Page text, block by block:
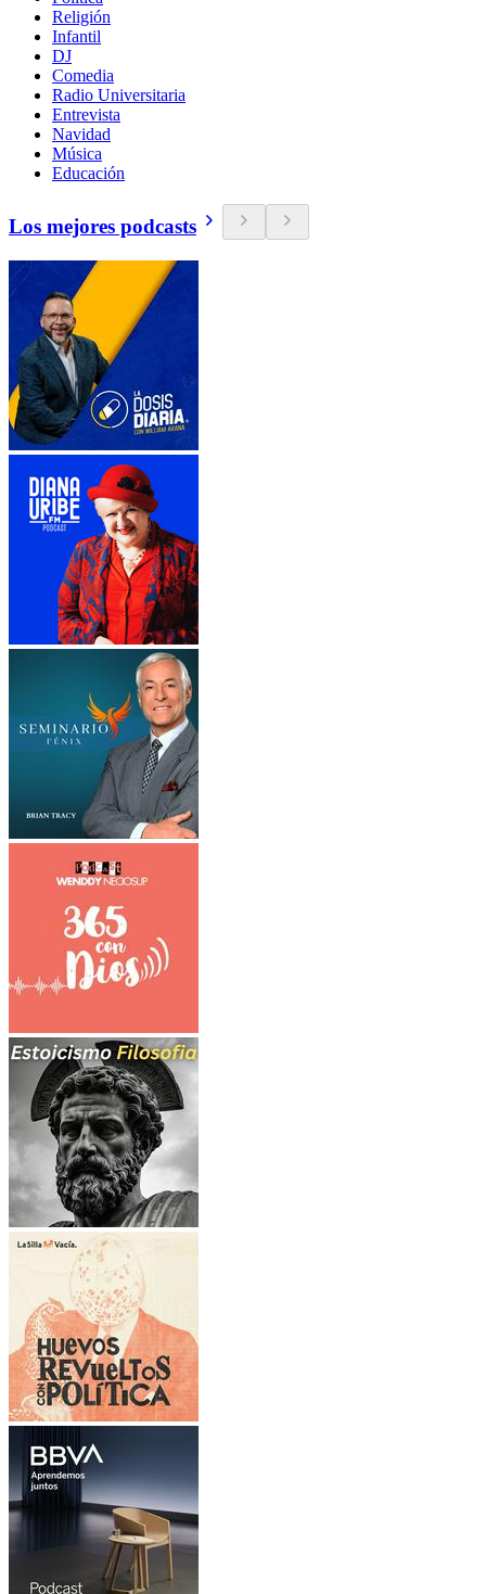
Religión
Infantil
DJ
Comedia
Radio Universitaria
Entrevista
Navidad
Música
Educación
Los mejores podcasts